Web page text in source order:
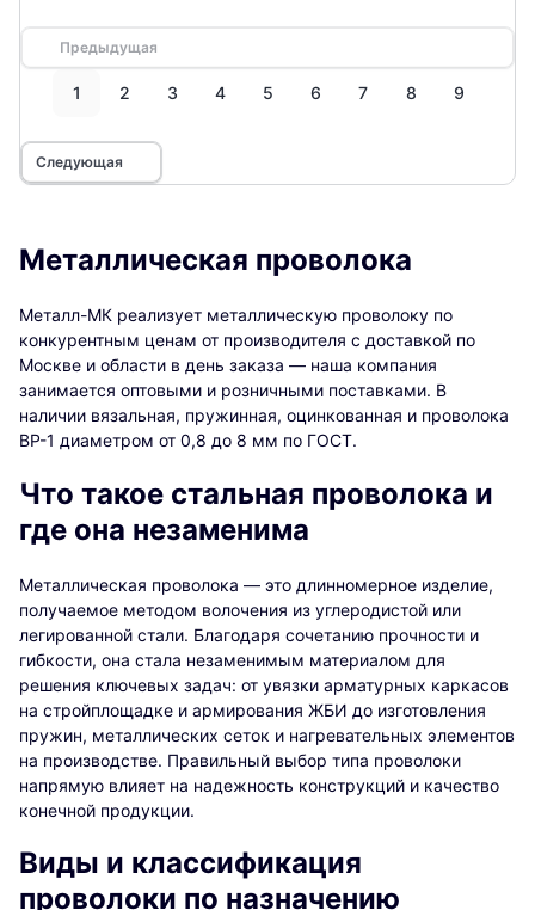
Предыдущая
1 2 3 4 5 6 7 8 9
Следующая
Металлическая проволока
Металл-МК реализует металлическую проволоку по
конкурентным ценам от производителя с доставкой по
Москве и области в день заказа — наша компания
занимается оптовыми и розничными поставками. В
наличии вязальная, пружинная, оцинкованная и проволока
ВР-1 диаметром от 0,8 до 8 мм по ГОСТ.
Что такое стальная проволока и
где она незаменима
Металлическая проволока — это длинномерное изделие,
получаемое методом волочения из углеродистой или
легированной стали. Благодаря сочетанию прочности и
гибкости, она стала незаменимым материалом для
решения ключевых задач: от увязки арматурных каркасов
на стройплощадке и армирования ЖБИ до изготовления
пружин, металлических сеток и нагревательных элементов
на производстве. Правильный выбор типа проволоки
напрямую влияет на надежность конструкций и качество
конечной продукции.
Виды и классификация
проволоки по назначению